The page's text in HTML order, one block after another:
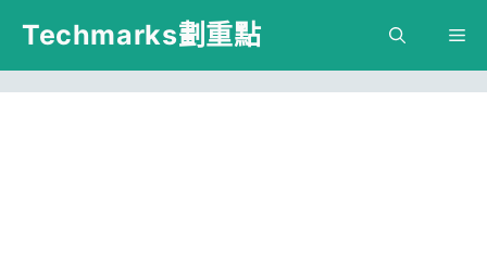
跳
主
Techmarks劃重點